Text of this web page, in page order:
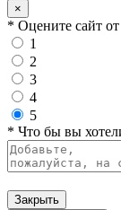
×
* Оцените сайт
1
2
3
4
5
* Что бы вы
Закрыть